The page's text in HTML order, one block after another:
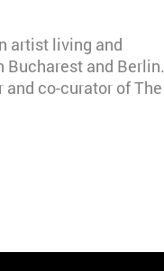
artist living and
Bucharest and Berlin.
and co-curator of The